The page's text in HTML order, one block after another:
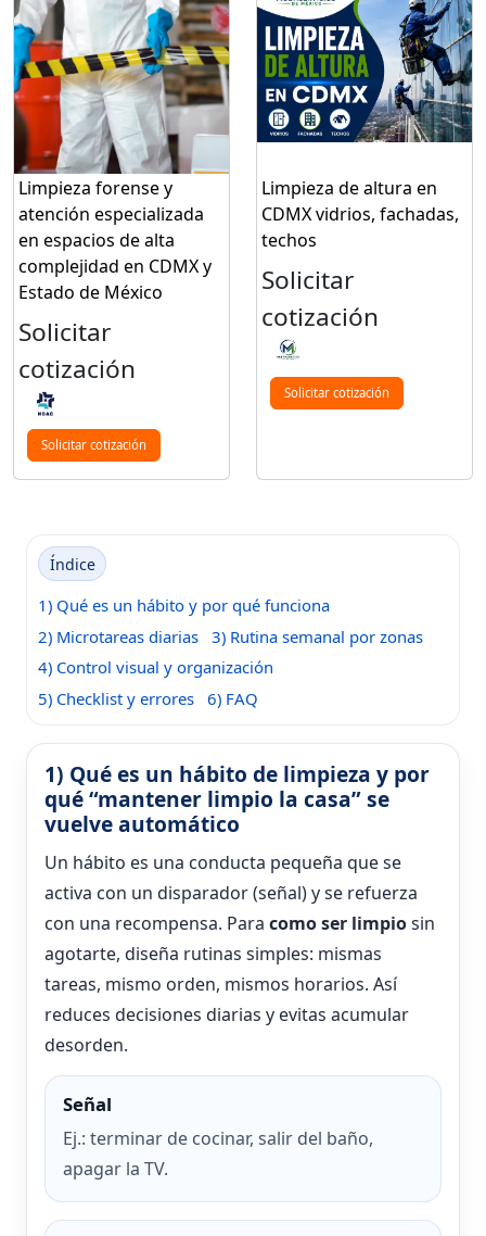
Limpieza forense y
atención especializada
en espacios de alta
complejidad en CDMX y
Estado de México
Solicitar
cotización
Solicitar cotización
Limpieza de altura en
CDMX vidrios, fachadas,
techos
Solicitar
cotización
Solicitar cotización
Índice
1) Qué es un hábito y por qué funciona
2) Microtareas diarias 3) Rutina semanal por zonas
4) Control visual y organización
5) Checklist y errores 6) FAQ
1) Qué es un hábito de limpieza y por
qué “mantener limpio la casa” se
vuelve automático
Un hábito es una conducta pequeña que se
activa con un disparador (señal) y se refuerza
con una recompensa. Para como ser limpiosin
agotarte, diseña rutinas simples: mismas
tareas, mismo orden, mismos horarios. Así
reduces decisiones diarias y evitas acumular
desorden.
Señal
Ej.: terminar de cocinar, salir del baño,
apagar la TV.